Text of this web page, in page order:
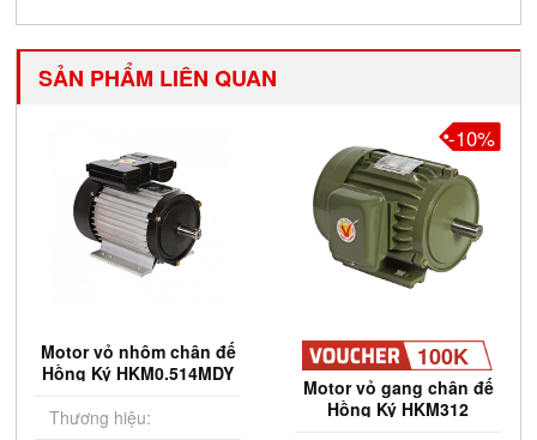
SẢN PHẨM LIÊN QUAN
Motor vỏ nhôm chân đế
Hồng Ký HKM0.514MDY
Thương hiệu:
100K
Motor vỏ gang chân đế
Hồng Ký HKM312
-10%